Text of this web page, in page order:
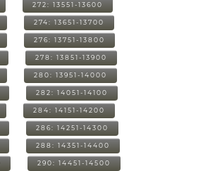
272: 13551-13600
274: 13651-13700
276: 13751-13800
278: 13851-13900
280: 13951-14000
282: 14051-14100
284: 14151-14200
286: 14251-14300
288: 14351-14400
290: 14451-14500